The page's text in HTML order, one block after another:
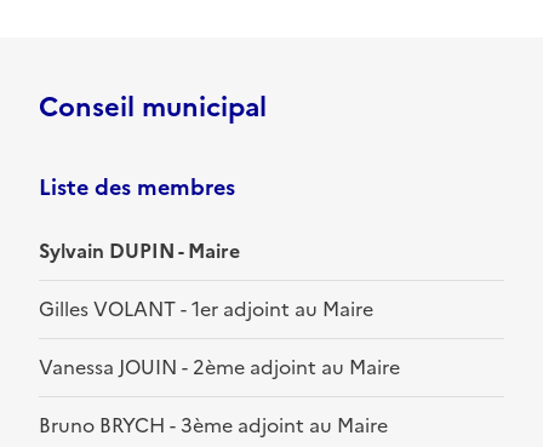
Conseil municipal
Liste des membres
Sylvain DUPIN - Maire
Gilles VOLANT - 1er adjoint au Maire
Vanessa JOUIN - 2ème adjoint au Maire
Bruno BRYCH - 3ème adjoint au Maire